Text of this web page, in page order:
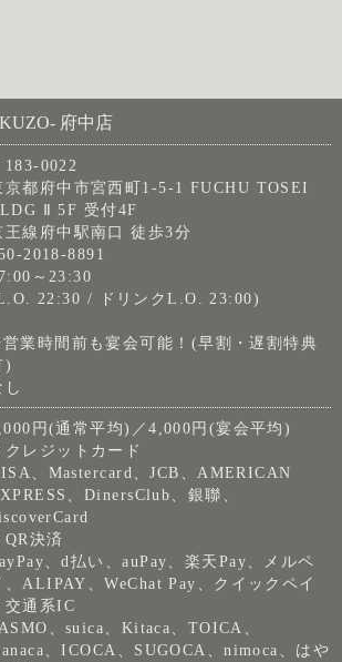
府中店
183-0022
京都府中市宮西町1-5-1 FUCHU TOSEI
Ⅱ 5F 受付4F
王線府中駅南口 徒歩3分
2018-8891
～23:30
22:30 / ドリンクL.O. 23:00)
業時間前も宴会可能！(早割・遅割特典
)
し
円(通常平均)／4,000円(宴会平均)
レジットカード
、Mastercard、JCB、AMERICAN
、DinersClub、銀聯、
決済
、d払い、auPay、楽天Pay、メルペ
、ALIPAY、WeChat Pay、クイックペイ
通系IC
、suica、Kitaca、TOICA、
、ICOCA、SUGOCA、nimoca、はや